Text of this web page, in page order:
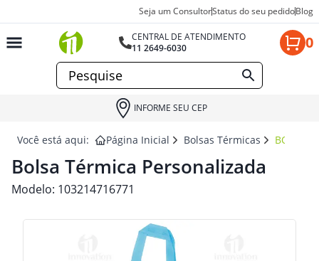
Seja um ConsultorStatus do seu pedidoBlog
CENTRAL DE ATENDIMENTO
11 2649-6030
0
INFORME SEU CEP
Você está aqui: Página Inicial Bolsas Térmicas BOLSA
Bolsa Térmica Personalizada
Modelo: 103214716771